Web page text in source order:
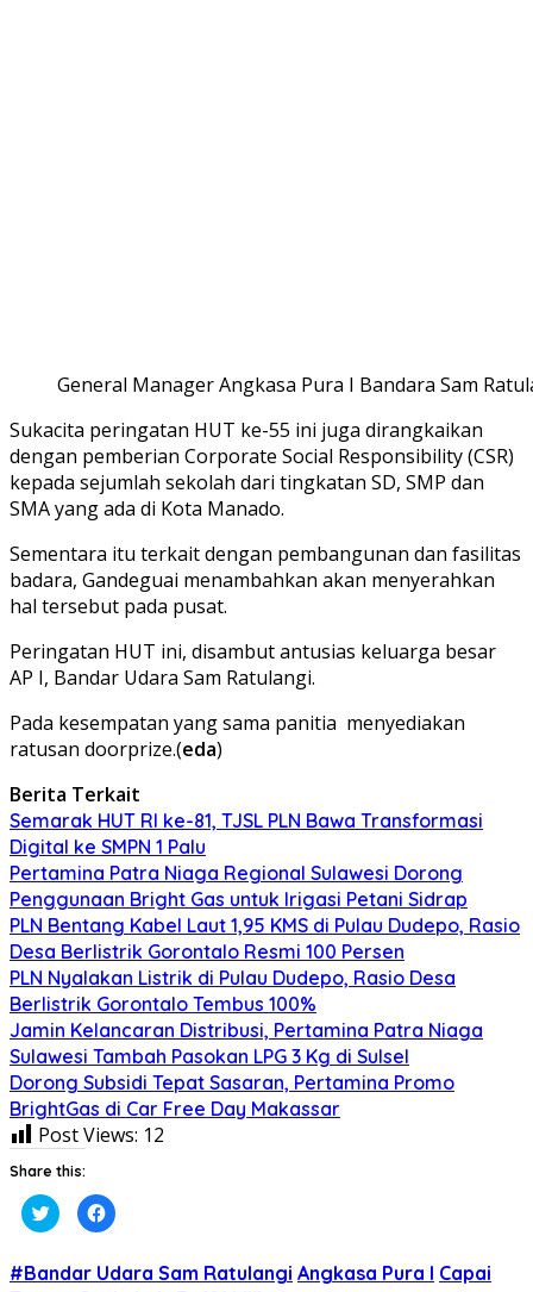
General Manager Angkasa Pura I Bandara Sam
Sukacita peringatan HUT ke-55 ini juga dirangkaikan
dengan pemberian Corporate Social Responsibility (CSR)
kepada sejumlah sekolah dari tingkatan SD, SMP dan
SMA yang ada di Kota Manado.
Sementara itu terkait dengan pembangunan dan fasilitas
badara, Gandeguai menambahkan akan menyerahkan
hal tersebut pada pusat.
Peringatan HUT ini, disambut antusias keluarga besar
AP I, Bandar Udara Sam Ratulangi.
Pada kesempatan yang sama panitia menyediakan
ratusan doorprize.(eda)
Berita Terkait
Semarak HUT RI ke-81, TJSL PLN Bawa Transformasi
Digital ke SMPN 1 Palu
Pertamina Patra Niaga Regional Sulawesi Dorong
Penggunaan Bright Gas untuk Irigasi Petani Sidrap
PLN Bentang Kabel Laut 1,95 KMS di Pulau Dudepo, Rasio
Desa Berlistrik Gorontalo Resmi 100 Persen
PLN Nyalakan Listrik di Pulau Dudepo, Rasio Desa
Berlistrik Gorontalo Tembus 100%
Jamin Kelancaran Distribusi, Pertamina Patra Niaga
Sulawesi Tambah Pasokan LPG 3 Kg di Sulsel
Dorong Subsidi Tepat Sasaran, Pertamina Promo
BrightGas di Car Free Day Makassar
Post Views: 12
Share this:
Klik
untuk
berbagi
Twitter(Membuka
di
Klik
untuk
Facebook(Membuka
di
#Bandar Udara Sam Ratulangi Angkasa Pura I Capai